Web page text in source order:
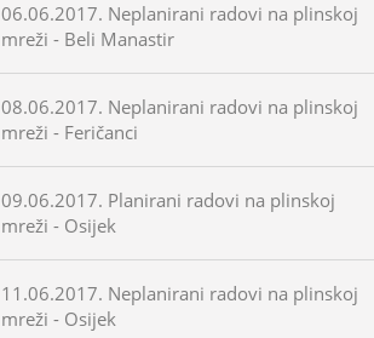
06.06.2017. Neplanirani radovi na plinskoj
mreži - Beli Manastir
08.06.2017. Neplanirani radovi na plinskoj
mreži - Feričanci
09.06.2017. Planirani radovi na plinskoj
mreži - Osijek
11.06.2017. Neplanirani radovi na plinskoj
mreži - Osijek